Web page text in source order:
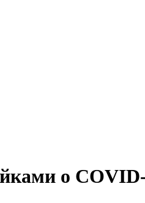
о